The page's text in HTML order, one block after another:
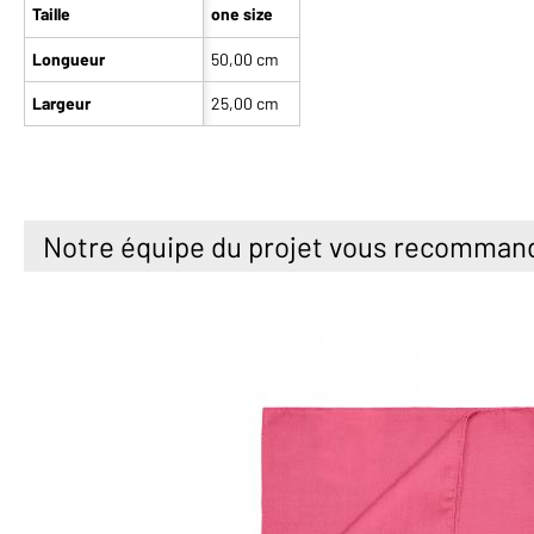
Taille
Longueur
Largeur
one size
50,00 cm
25,00 cm
Notre équipe du projet vous